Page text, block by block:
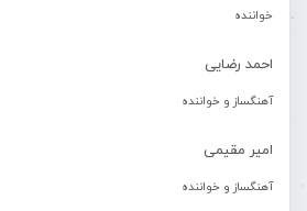
خواننده
احمد رضایی
آهنگساز و خواننده
امیر مقیمی
آهنگساز و خواننده